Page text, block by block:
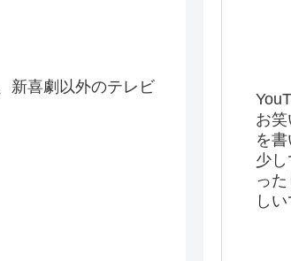
新喜劇以外のテレビ
お
を書
少
っ
しい